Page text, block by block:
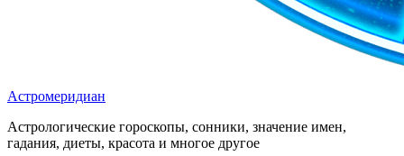
Астромеридиан
Астрологические гороскопы, сонники, значение имен,
гадания, диеты, красота и многое другое